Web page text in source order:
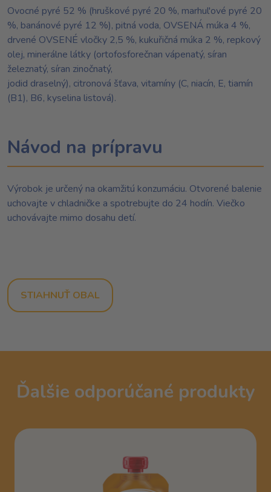
Ovocné pyré 52 % (hruškové pyré 20 %, marhul'ové pyré 20
%, banánové pyré 12 %), pitná voda, OVSENÁ múka 4 %,
drvené OVSENÉ vločky 2,5 %, kukuřičná múka 2 %, repkový
olej, minerálne látky (ortofosforečnan vápenatý, síran
železnatý, síran zinočnatý,
jodid draselný), citronová šťava, vitamíny (C, niacín, E, tiamín
(B1), B6, kyselina listová).
Návod na prípravu
Výrobok je určený na okamžitú konzumáciu. Otvorené balenie
uchovajte v chladničke a spotrebujte do 24 hodín. Viečko
uchovávajte mimo dosahu detí.
STIAHNUŤ OBAL
Ďalšie odporúčané produkty